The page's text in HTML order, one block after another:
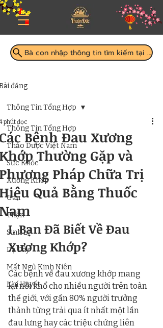
Bà con nhập thông tin tìm kiếm tại đây
đăng
Thông Tin Tổng Hợp
Thảo Dược Việt Nam
Sức Khỏe
Xương Khớp
Gan
Thận
Sinh Lý
Dạ Dày
Mất Ngủ Kinh Niên
Khí Huyết
Thông Tin Tổng Hợp
Bệnh Đau Xương
Thường Gặp và
Pháp Chữa Trị
Quả Bằng Thuốc
phút đọc
I. Bạn Đã Biết Về Đau
Xương Khớp?
Các bệnh về đau xương khớp mang
lại nỗi khổ cho nhiều người trên toàn
thế giới, với gần 80% người trưởng
thành từng trải qua ít nhất một lần
đau lưng hay các triệu chứng liên